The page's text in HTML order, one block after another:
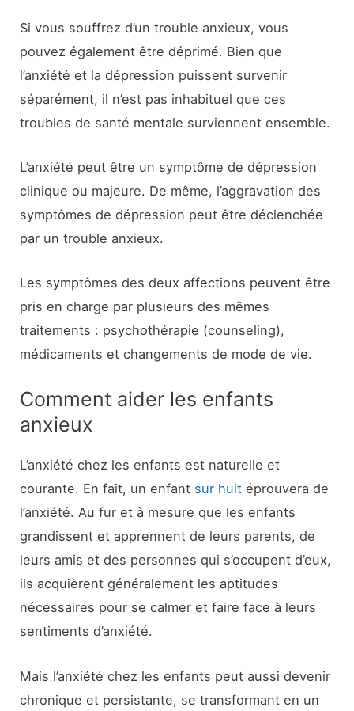
Si vous souffrez d’un trouble anxieux, vous
pouvez également être déprimé. Bien que
l’anxiété et la dépression puissent survenir
séparément, il n’est pas inhabituel que ces
troubles de santé mentale surviennent ensemble.
L’anxiété peut être un symptôme de dépression
clinique ou majeure. De même, l’aggravation des
symptômes de dépression peut être déclenchée
par un trouble anxieux.
Les symptômes des deux affections peuvent être
pris en charge par plusieurs des mêmes
traitements : psychothérapie (counseling),
médicaments et changements de mode de vie.
Comment aider les enfants
anxieux
L’anxiété chez les enfants est naturelle et
courante. En fait, un enfant sur huit éprouvera de
l’anxiété. Au fur et à mesure que les enfants
grandissent et apprennent de leurs parents, de
leurs amis et des personnes qui s’occupent d’eux,
ils acquièrent généralement les aptitudes
nécessaires pour se calmer et faire face à leurs
sentiments d’anxiété.
Mais l’anxiété chez les enfants peut aussi devenir
chronique et persistante, se transformant en un